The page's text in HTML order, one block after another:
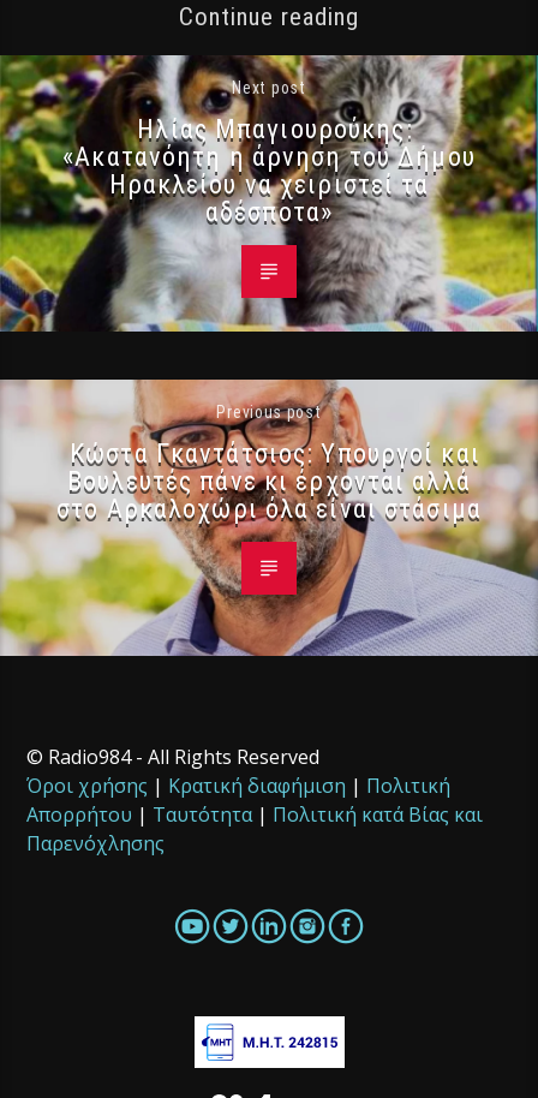
Continue reading
Next post
Ηλίας Μπαγιουρούκης:
«Ακατανόητη η άρνηση του Δήμου
Ηρακλείου να χειριστεί τα
αδέσποτα»
Previous post
Κώστα Γκαντάτσιος: Υπουργοί και
Βουλευτές πάνε κι έρχονται αλλά
στο Αρκαλοχώρι όλα είναι στάσιμα
© Radio984 - All Rights Reserved
Όροι χρήσης | Κρατική διαφήμιση | Πολιτική
Απορρήτου | Ταυτότητα| Πολιτική κατά Βίας και
Παρενόχλησης